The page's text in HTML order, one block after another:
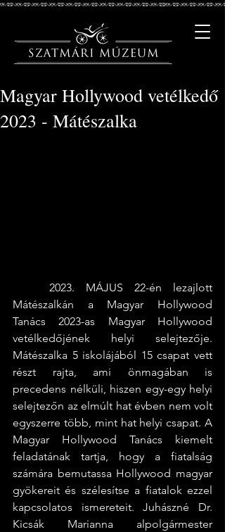
Magyar Hollywood vetélkedő
2023 - Mátészalka
Mátészalkán a Magyar Hollywood
Tanács 2023-as Magyar Hollywood
vetélkedőjének helyi selejtezője.
Mátészalka 5 iskolájából 15 csapat vett
részt rajta, ami önmagában is
precedens nélküli, hiszen egy-egy helyi
selejtezőn az elmúlt hat évben nem volt
egyszerre több, mint hat helyi csapat. A
Magyar Hollywood Tanács kiemelt
feladatának tartja, hogy a fiatalság
számára bemutassa Hollywood magyar
gyökereit és szélesítse a fiatalok ezzel
kapcsolatos ismereteit. Juhászné Dr.
Kicsák Marianna alpolgármester